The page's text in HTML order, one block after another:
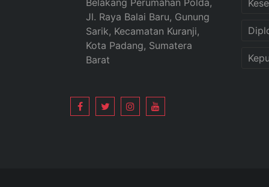
Jl. Raya Balai Baru, Gunung
Sarik, Kecamatan Kuranji,
Kota Padang, Sumatera
Barat